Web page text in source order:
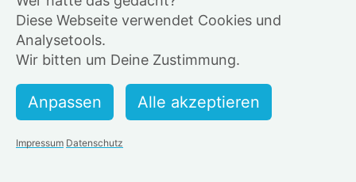
01:04:19 h
8
Stefan_Bruss
01:05:30 h
9
Hendrik Sponner
01:06:02 h
10
Juggernaut
Diese Webseite verwendet Cookies und
Analysetools.
Wir bitten um Deine Zustimmung.
Impressum Datenschutz